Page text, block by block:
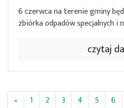
6 czerwca na terenie gminy
zbiórka odpadów specjalnych i
czytaj
« 1 2 3 4 5 6